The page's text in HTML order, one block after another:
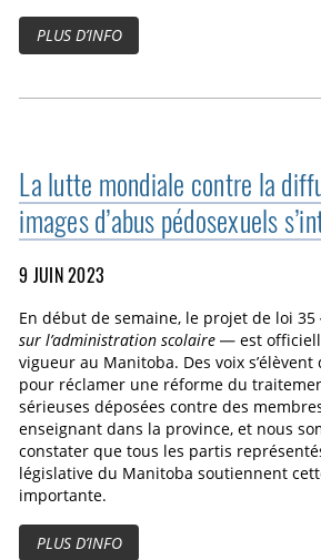
PLUS D’INFO
La lutte mondiale contre la
images d’abus pédosexuels
9 JUIN 2023
En début de semaine, le projet de loi
sur l’administration scolaire — est
vigueur au Manitoba. Des voix
pour réclamer une réforme du
sérieuses déposées contre des
enseignant dans la province, et nous
constater que tous les partis
législative du Manitoba soutiennent
importante.
PLUS D’INFO